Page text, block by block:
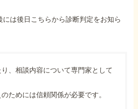
には後日こちらから診断判定をお知ら
、相談内容について専門家として
ためには信頼関係が必要です。